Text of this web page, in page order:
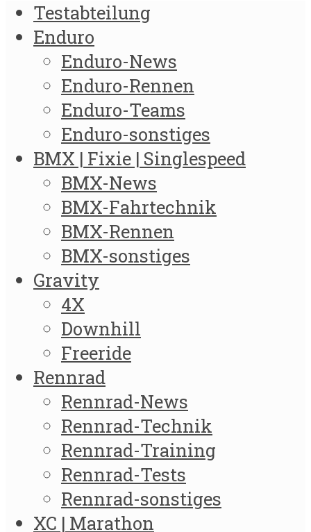
Testabteilung
Enduro
Enduro-News
Enduro-Rennen
Enduro-Teams
Enduro-sonstiges
BMX | Fixie | Singlespeed
BMX-News
BMX-Fahrtechnik
BMX-Rennen
BMX-sonstiges
Gravity
4X
Downhill
Freeride
Rennrad
Rennrad-News
Rennrad-Technik
Rennrad-Training
Rennrad-Tests
Rennrad-sonstiges
XC | Marathon